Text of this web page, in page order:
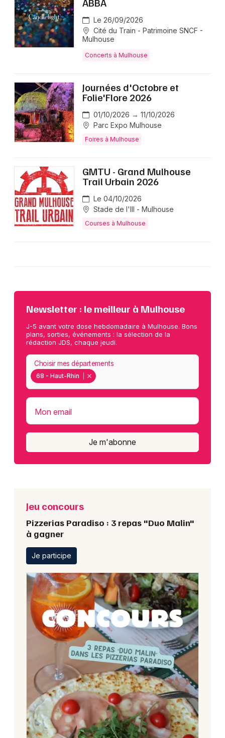
Le 26/09/2026
Cité du Train - Patrimoine SNCF -
Mulhouse
Concerts à Mulhouse
Journées d'Octobre et
Folie'Flore 2026
01/10/2026 → 11/10/2026
Parc Expo Mulhouse
Foires à Mulhouse
GMTU - Grand Mulhouse
Trail Urbain 2026
Le 04/10/2026
Stade de l'Ill - Mulhouse
Courses à Mulhouse
Newsletter : le meilleur à Mulhouse
J-5 avant votre dose hebdomadaire à Mulhouse. Bons
plans, sorties, événements : la sélection de la
rédaction JDS, chaque jeudi.
68 - Haut-Rhin
Choisir mes départements
Mon email
Je m'abonne
Jeu concours
Pizzerias Paradiso : 3 repas "Duo Malin"
à gagner
Je participe